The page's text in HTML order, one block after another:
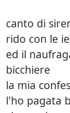
canto di
rido con le
ed il
bicchiere
la mia
l'ho pagata